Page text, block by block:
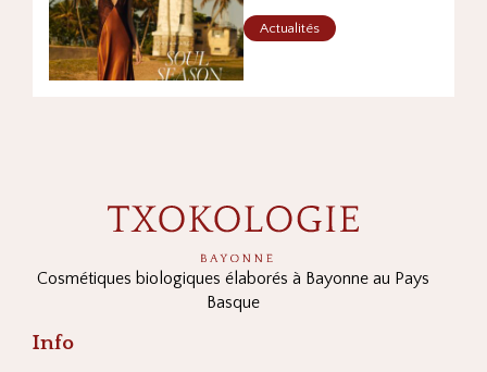
Actualités
Cosmétiques biologiques élaborés à Bayonne au Pays
Basque
Info